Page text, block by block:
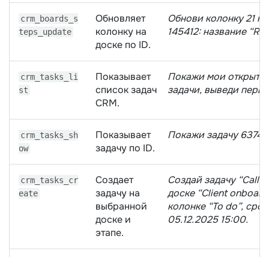
crm_boards_s
teps_update
Обновляет
колонку на
доске по ID.
Обнови колонку 21
145412: название
crm_tasks_li
st
Показывает
список задач
CRM.
Покажи мои
задачи, выведи
crm_tasks_sh
ow
Показывает
задачу по ID.
Покажи задачу
crm_tasks_cr
eate
Создает
задачу на
выбранной
доске и
этапе.
Создай задачу “Call
доске “Client
колонке “To do”,
05.12.2025 15:00.